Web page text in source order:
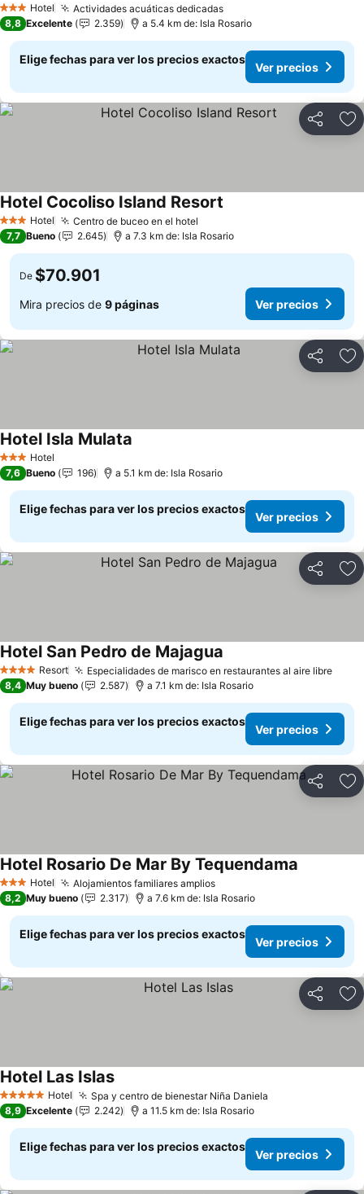
3 Estrellas
Hotel Actividades acuáticas dedicadas
8,8 Excelente 2.359 a 5.4 km de: Isla Rosario
Elige fechas para ver los precios exactos
Ver precios
Compartir
3 Estrellas
Hotel Centro de buceo en el hotel
Hotel Cocoliso Island Resort
7,7 Bueno 2.645 a 7.3 km de: Isla Rosario
De $70.901
Mira precios de 9 páginas Ver precios
Compartir
3 Estrellas
Hotel
Hotel Isla Mulata
7,6 Bueno 196 a 5.1 km de: Isla Rosario
Elige fechas para ver los precios exactos
Ver precios
Compartir
4 EstrellasResort Especialidades de marisco en restaurantes al aire libre
Hotel San Pedro de Majagua
8,4 Muy bueno 2.587 a 7.1 km de: Isla Rosario
Elige fechas para ver los precios exactos
Ver precios
Compartir
3 Estrellas
Hotel Alojamientos familiares amplios
Hotel Rosario De Mar By Tequendama
8,2 Muy bueno 2.317 a 7.6 km de: Isla Rosario
Elige fechas para ver los precios exactos
Ver precios
Compartir
5 Estrellas Hotel Spa y centro de bienestar Niña Daniela
Hotel Las Islas
8,9 Excelente 2.242 a 11.5 km de: Isla Rosario
Elige fechas para ver los precios exactos
Ver precios